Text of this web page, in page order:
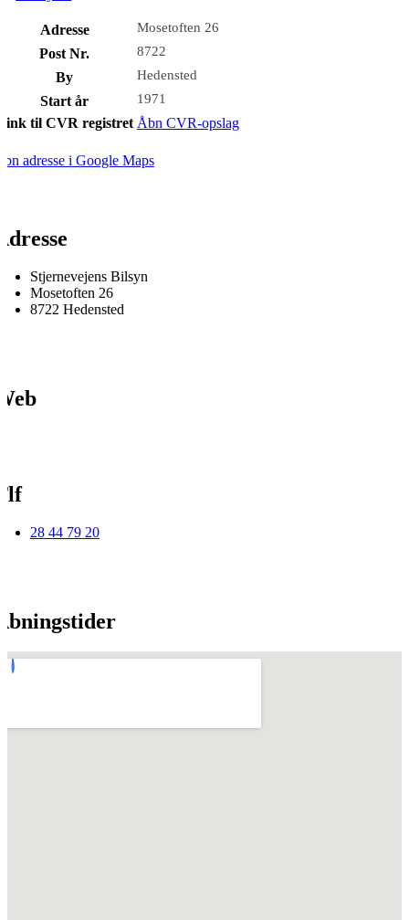
Adresse Mosetoften 26
Post Nr. 8722
By Hedensted
Start år 1971
til CVR registret Åbn CVR-opslag
adresse i Google Maps
Stjernevejens Bilsyn
Mosetoften 26
8722 Hedensted
28 44 79 20